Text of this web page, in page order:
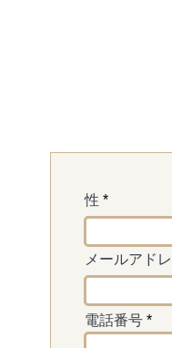
性
メールアド
電話番号